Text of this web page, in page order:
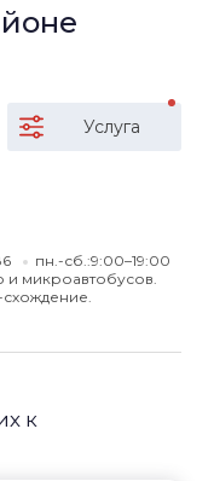
Услуга
пн.-сб.:9:00–19:00
и микроавтобусов.
к